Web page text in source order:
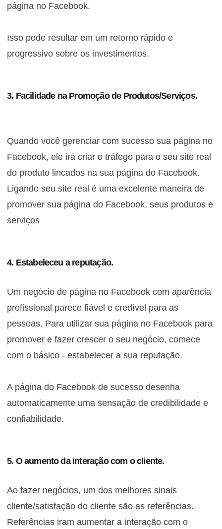
página no Facebook.
Isso pode resultar em um retorno rápido e
progressivo sobre os investimentos.
3. Facilidade na Promoção de Produtos/Serviços.
Quando você gerenciar com sucesso sua página no
Facebook, ele irá criar o tráfego para o seu site real
do produto lincados na sua página do Facebook.
Ligando seu site real é uma excelente maneira de
promover sua página do Facebook, seus produtos e
serviços
4. Estabeleceu a reputação.
Um negócio de página no Facebook com aparência
profissional parece fiável e credível para as
pessoas. Para utilizar sua página no Facebook para
promover e fazer crescer o seu negócio, comece
com o básico - estabelecer a sua reputação.
A página do Facebook de sucesso desenha
automaticamente uma sensação de credibilidade e
confiabilidade.
5. O aumento da interação com o cliente.
Ao fazer negócios, um dos melhores sinais
cliente/satisfação do cliente são as referências.
Referências iram aumentar a interação com o